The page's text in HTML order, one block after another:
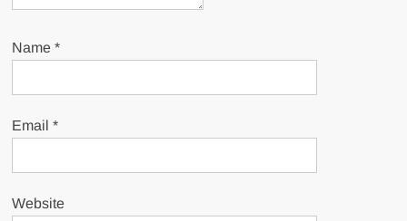
Name*
Email*
Website